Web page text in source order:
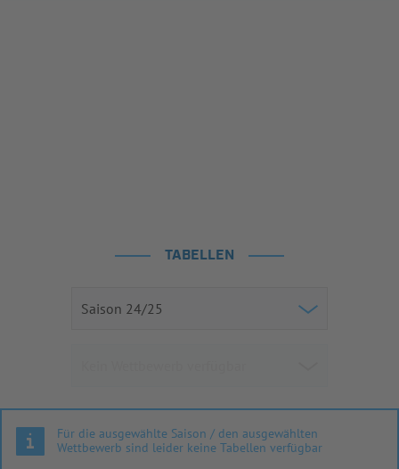
TABELLEN
Für die ausgewählte Saison / den ausgewählten
Wettbewerb sind leider keine Tabellen verfügbar